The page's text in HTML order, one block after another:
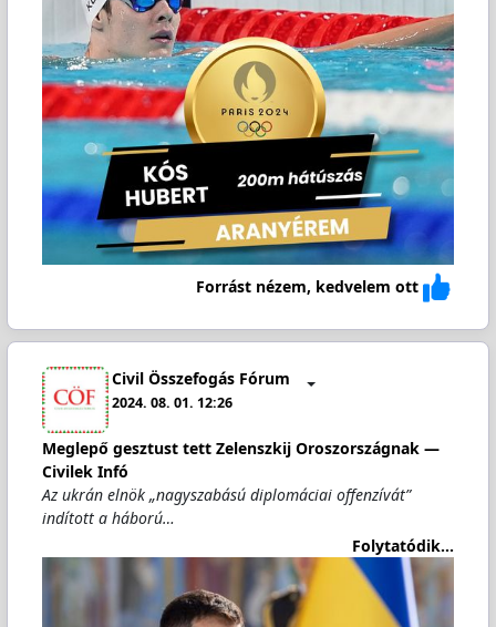
Forrást nézem, kedvelem ott
Civil Összefogás Fórum
2024. 08. 01. 12:26
Meglepő gesztust tett Zelenszkij Oroszországnak —
Civilek Infó
Az ukrán elnök „nagyszabású diplomáciai offenzívát”
indított a háború…
Folytatódik...